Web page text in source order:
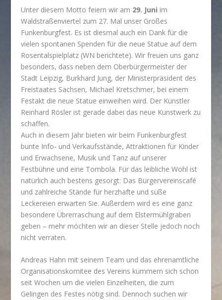
Unter diesem Motto feiern wir am 29. Juni im
Waldstraßenviertel zum 27. Mal unser Großes
Funkenburgfest. Es ist diesmal auch ein Dank für die
vielen spontanen Spenden für die neue Statue auf dem
Rosentalspielplatz (WN berichtete). Wir freuen uns ganz
besonders, dass neben dem Oberbürgermeister der
Stadt Leipzig, Burkhard Jung, der Ministerpräsident des
Freistaates Sachsen, Michael Kretschmer, bei einem
Festakt die neue Statue einweihen wird. Der Künstler
Reinhard Rösler ist gerade dabei das neue Kunstwerk zu
schaffen.
Auch in diesem Jahr bieten wir beim Funkenburgfest
bunte Info- und Verkaufsstände, Attraktionen für Kinder
und Erwachsene, Musik und Tanz auf unserer
Festbühne und eine Tombola. Für das leibliche Wohl ist
natürlich auch bestens gesorgt: Das Bürgervereinscafé
und zahlreiche Stände für herzhafte und süße
Leckereien erwarten Sie. Außerdem wird es eine ganz
besondere Übrerraschung auf dem Elstermühlgraben
geben – mehr möchten wir an dieser Stelle jedoch noch
nicht verraten.
Andreas Hahn mit seinem Team und das ehrenamtliche
Organisationskomitee des Vereins kümmern sich schon
seit Wochen um die vielen Einzelheiten, die zum
Gelingen des Festes nötig sind. Dennoch suchen wir